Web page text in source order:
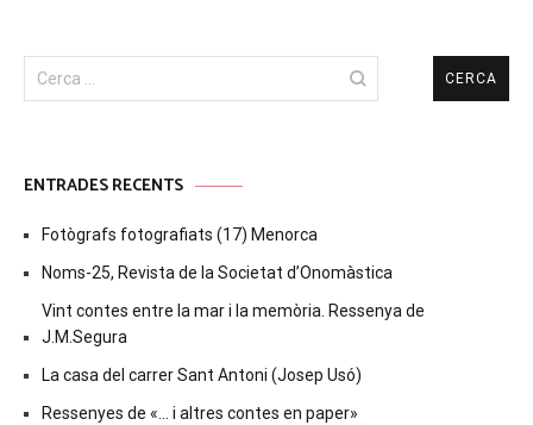
Cerca:
ENTRADES RECENTS
Fotògrafs fotografiats (17) Menorca
Noms-25, Revista de la Societat d’Onomàstica
Vint contes entre la mar i la memòria. Ressenya de
J.M.Segura
La casa del carrer Sant Antoni (Josep Usó)
Ressenyes de «… i altres contes en paper»